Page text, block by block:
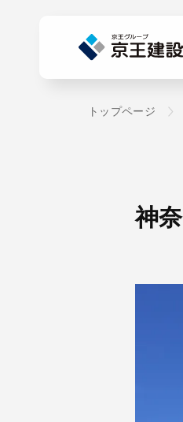
トップページ
神